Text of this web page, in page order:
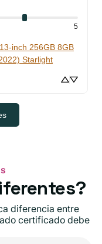
5
inch 256GB 8GB
Starlight
diferencia entre
certificado debe